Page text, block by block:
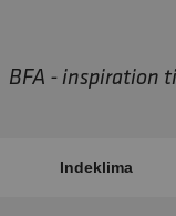
BFA - inspiration
Indeklima